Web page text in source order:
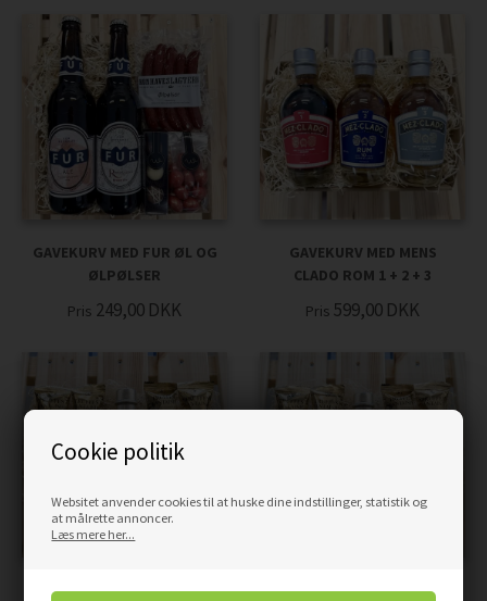
Cookie politik
Websitet anvender cookies til at huske dine indstillinger, statistik og
at målrette annoncer.
Læs mere her...
GAVEKURV MED FUR ØL OG
ØLPØLSER
Pris 249,00 DKK
GAVEKURV MED MENS
CLADO ROM 1 + 2 + 3
Pris 599,00 DKK
GAVEKURV MED ROM OG
GAVEKURV MED ROM OG